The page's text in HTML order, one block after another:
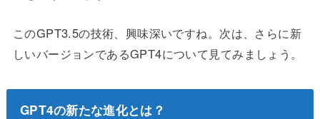
このGPT3.5の技術、興味深いですね。次は、さらに新
しいバージョンであるGPT4について見てみましょう。
GPT4の新たな進化とは？